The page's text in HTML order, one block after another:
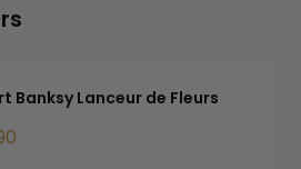
Banksy Lanceur de Fleurs